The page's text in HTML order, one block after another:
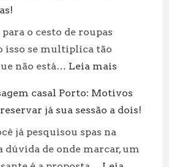
o cesto de roupas
isso se multiplica tão
não está… Leia mais
sua
rotina:
para
casal Porto: Motivos
já sua sessão a dois!
já pesquisou spas na
dúvida de onde marcar, um